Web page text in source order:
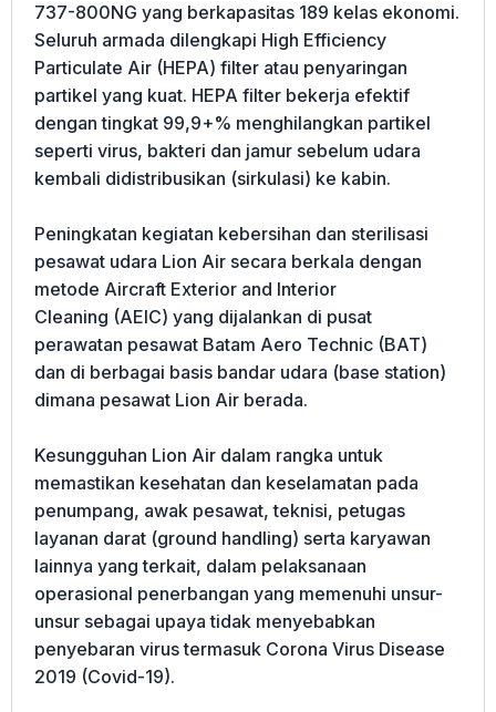
737-800NG yang berkapasitas 189 kelas ekonomi.
Seluruh armada dilengkapi High Efficiency
Particulate Air (HEPA) filter atau penyaringan
partikel yang kuat. HEPA filter bekerja efektif
dengan tingkat 99,9+% menghilangkan partikel
seperti virus, bakteri dan jamur sebelum udara
kembali didistribusikan (sirkulasi) ke kabin.
Peningkatan kegiatan kebersihan dan sterilisasi
pesawat udara Lion Air secara berkala dengan
metode Aircraft Exterior and Interior
Cleaning (AEIC) yang dijalankan di pusat
perawatan pesawat Batam Aero Technic (BAT)
dan di berbagai basis bandar udara (base station)
dimana pesawat Lion Air berada.
Kesungguhan Lion Air dalam rangka untuk
memastikan kesehatan dan keselamatan pada
penumpang, awak pesawat, teknisi, petugas
layanan darat (ground handling) serta karyawan
lainnya yang terkait, dalam pelaksanaan
operasional penerbangan yang memenuhi unsur-
unsur sebagai upaya tidak menyebabkan
penyebaran virus termasuk Corona Virus Disease
2019 (Covid-19).